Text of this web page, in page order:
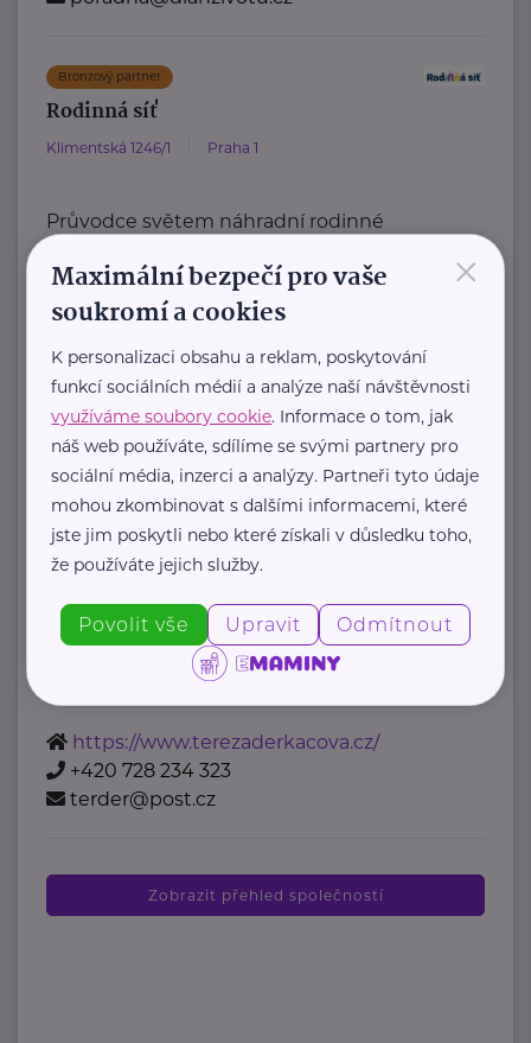
Bronzový partner
Rodinná síť
Klimentská 1246/1 Praha 1
Průvodce světem náhradní rodinné
Portál Rodinná síť je přední
informační platforma zaměřená ...
https://rodinnasit.cz/
info@rodinnasit.cz
Tereza Derkačová
Krkonošská 153 Vrchlabí
si zaslouží podporu a prostor pro
Jsem lidská koučka zaměřená na ...
https://www.terezaderkacova.cz/
+420 728 234 323
terder@post.cz
Zobrazit přehled společností
×
Maximální bezpečí pro vaše
soukromí a cookies
K personalizaci obsahu a reklam, poskytování
funkcí sociálních médií a analýze naší návštěvnosti
využíváme soubory cookie. Informace o tom, jak
náš web používáte, sdílíme se svými partnery pro
sociální média, inzerci a analýzy. Partneři tyto údaje
mohou zkombinovat s dalšími informacemi, které
jste jim poskytli nebo které získali v důsledku toho,
že používáte jejich služby.
Povolit vše Upravit Odmítnout